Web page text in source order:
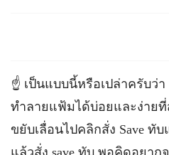
☝️ เป็นแบบนี้หรือเปล่าครับว่
ทำลายแฟ้มได้บ่อยและง่าย
ขยับเลื่อนไปคลิกสั่ง Save ทั
แล้วสั่ง save ทับ พอคิดอยา